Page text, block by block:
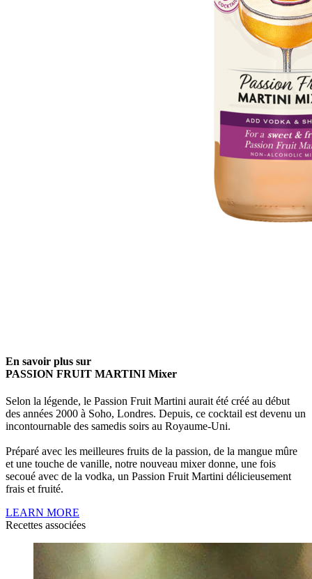
En savoir plus sur
PASSION FRUIT MARTINI Mixer
Selon la légende, le Passion Fruit Martini aurait été créé au début
des années 2000 à Soho, Londres. Depuis, ce cocktail est devenu un
incontournable des samedis soirs au Royaume-Uni.
Préparé avec les meilleures fruits de la passion, de la mangue mûre
et une touche de vanille, notre nouveau mixer donne, une fois
secoué avec de la vodka, un Passion Fruit Martini délicieusement
frais et fruité.
LEARN MORE
Recettes associées